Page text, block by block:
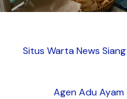
Situs Warta News
Agen Adu Ayam